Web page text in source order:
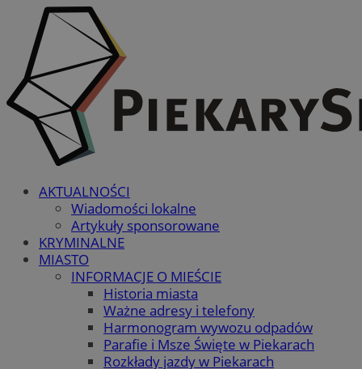
AKTUALNOŚCI
Wiadomości lokalne
Artykuły sponsorowane
KRYMINALNE
MIASTO
INFORMACJE O MIEŚCIE
Historia miasta
Ważne adresy i telefony
Harmonogram wywozu odpadów
Parafie i Msze Święte w Piekarach
Rozkłady jazdy w Piekarach